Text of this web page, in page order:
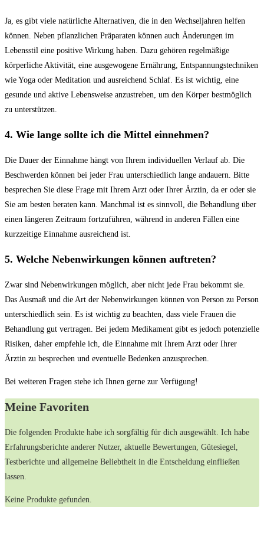
Ja, es gibt viele natürliche Alternativen, die in den Wechseljahren helfen
können. Neben pflanzlichen Präparaten können auch Änderungen im
Lebensstil eine positive Wirkung haben. Dazu gehören regelmäßige
körperliche Aktivität, eine ausgewogene Ernährung, Entspannungstechniken
wie Yoga oder Meditation und ausreichend Schlaf. Es ist wichtig, eine
gesunde und aktive Lebensweise anzustreben, um den Körper bestmöglich
zu unterstützen.
4. Wie lange sollte ich die Mittel einnehmen?
Die Dauer der Einnahme hängt von Ihrem individuellen Verlauf ab. Die
Beschwerden können bei jeder Frau unterschiedlich lange andauern. Bitte
besprechen Sie diese Frage mit Ihrem Arzt oder Ihrer Ärztin, da er oder sie
Sie am besten beraten kann. Manchmal ist es sinnvoll, die Behandlung über
einen längeren Zeitraum fortzuführen, während in anderen Fällen eine
kurzzeitige Einnahme ausreichend ist.
5. Welche Nebenwirkungen können auftreten?
Zwar sind Nebenwirkungen möglich, aber nicht jede Frau bekommt sie.
Das Ausmaß und die Art der Nebenwirkungen können von Person zu Person
unterschiedlich sein. Es ist wichtig zu beachten, dass viele Frauen die
Behandlung gut vertragen. Bei jedem Medikament gibt es jedoch potenzielle
Risiken, daher empfehle ich, die Einnahme mit Ihrem Arzt oder Ihrer
Ärztin zu besprechen und eventuelle Bedenken anzusprechen.
Bei weiteren Fragen stehe ich Ihnen gerne zur Verfügung!
Meine Favoriten
Die folgenden Produkte⁤ habe ich sorgfältig für dich ausgewählt.⁢ Ich habe
Erfahrungsberichte anderer Nutzer, aktuelle Bewertungen, Gütesiegel,
Testberichte und allgemeine Beliebtheit in ‌die Entscheidung ‌einfließen ​
lassen.
Keine Produkte gefunden.